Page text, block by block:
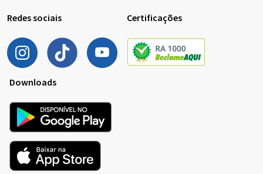
Redes sociais Certificações
Downloads